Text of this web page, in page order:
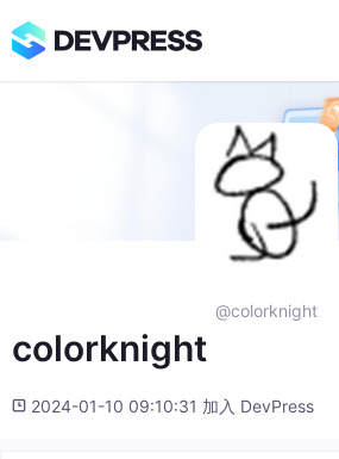
@colorknight
colorknight
2024-01-10 09:10:31 加入 DevPress